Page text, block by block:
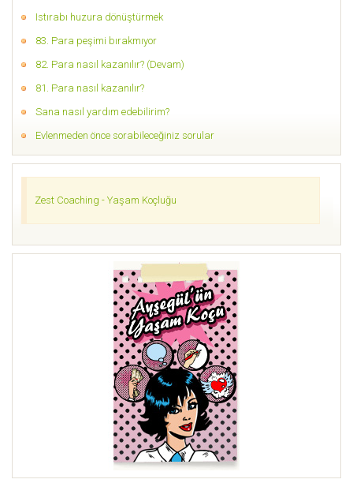
Istırabı huzura dönüştürmek
83. Para peşimi bırakmıyor
82. Para nasıl kazanılır? (Devam)
81. Para nasıl kazanılır?
Sana nasıl yardım edebilirim?
Evlenmeden önce sorabileceğiniz sorular
Zest Coaching - Yaşam Koçluğu